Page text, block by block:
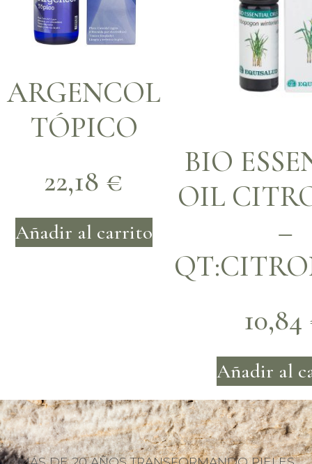
ARGENCOL
TÓPICO
22,18 €
Añadir al carrito
BIO
OIL
–
10,84
Añadir al